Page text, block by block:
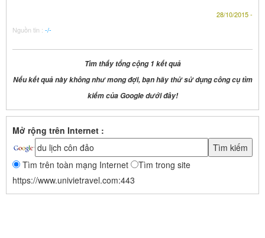
28/10/2015 -
Nguồn tin : -/-
Tìm thấy tổng cộng 1 kết quả
Nếu kết quả này không như mong đợi, bạn hãy thử sử dụng công cụ tìm
kiếm của Google dưới đây!
Mở rộng trên Internet :
Tìm trên toàn mạng Internet
Tìm trong site
https://www.univietravel.com:443